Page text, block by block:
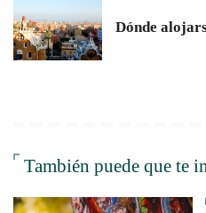
Dónde
También puede que te